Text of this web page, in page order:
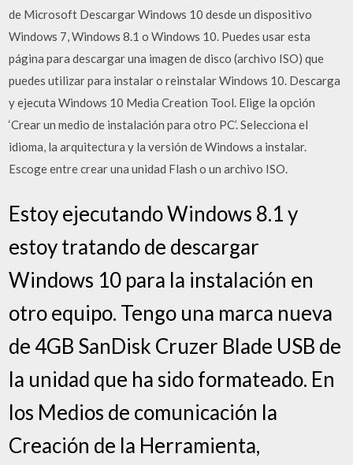
de Microsoft Descargar Windows 10 desde un dispositivo
Windows 7, Windows 8.1 o Windows 10. Puedes usar esta
página para descargar una imagen de disco (archivo ISO) que
puedes utilizar para instalar o reinstalar Windows 10. Descarga
y ejecuta Windows 10 Media Creation Tool. Elige la opción
‘Crear un medio de instalación para otro PC’. Selecciona el
idioma, la arquitectura y la versión de Windows a instalar.
Escoge entre crear una unidad Flash o un archivo ISO.
Estoy ejecutando Windows 8.1 y
estoy tratando de descargar
Windows 10 para la instalación en
otro equipo. Tengo una marca nueva
de 4GB SanDisk Cruzer Blade USB de
la unidad que ha sido formateado. En
los Medios de comunicación la
Creación de la Herramienta,